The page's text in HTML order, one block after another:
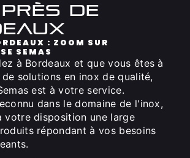
de
: ZOOM SUR
SEMAS
à Bordeaux et que vous êtes à
solutions en inox de qualité,
est à votre service.
dans le domaine de l'inox,
votre disposition une large
répondant à vos besoins